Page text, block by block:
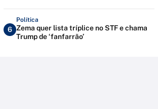
6
Política
Zema quer lista tríplice no STF e chama
Trump de ‘fanfarrão’